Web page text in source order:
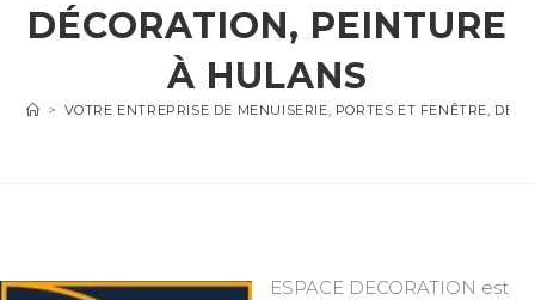
DÉCORATION, PEINTURE
À HULANS
> VOTRE ENTREPRISE DE MENUISERIE, PORTES ET FENÊTRE,
ESPACE DECORATION est